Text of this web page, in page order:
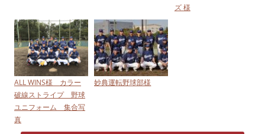
ズ 様
ALL WINS様 カラー
破線ストライプ 野球
ユニフォーム 集合写
真
妙典運転野球部様